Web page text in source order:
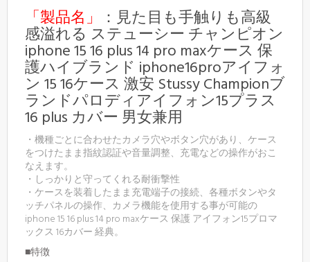
「製品名」 ：見た目も手触りも高級
感溢れる ステューシー チャンピオン
iphone 15 16 plus 14 pro maxケース 保
護ハイブランド iphone16proアイフォ
ン 15 16ケース 激安 Stussy Championブ
ランドパロディアイフォン15プラス
16 plus カバー 男女兼用
・機種ごとに合わせたカメラ穴やボタン穴があり、ケース
をつけたまま指紋認証や音量調整、充電などの操作がおこ
なえます。
・しっかりと守ってくれる耐衝撃性
・ケースを装着したまま充電端子の接続、各種ボタンやタ
ッチパネルの操作、カメラ機能を使用する事が可能の
iphone 15 16 plus 14 pro maxケース 保護 アイフォン15プロマ
ックス 16カバー 経典。
■特徴